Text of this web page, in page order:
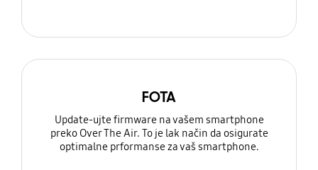
FOTA
Update-ujte firmware na vašem smartphone
preko Over The Air. To je lak način da osigurate
optimalne prformanse za vaš smartphone.